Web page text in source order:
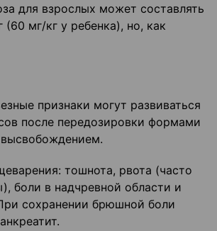
для взрослых может составлять
(60 мг/кг у ребенка), но, как
признаки могут развиваться
после передозировки формами
тошнота, рвота (часто
боли в надчревной области и
сохранении брюшной боли